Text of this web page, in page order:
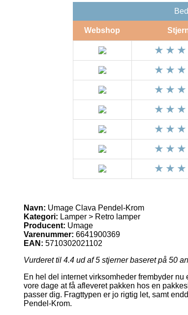
Webshop
Navn: Umage Clava Pendel-Krom
Kategori: Lamper > Retro lamper
Producent: Umage
Varenummer: 6641900369
EAN: 5710302021102
Vurderet til 4.4 ud af 5 stjerner baseret på 50
En hel del internet virksomheder frembyder
vore dage at få afleveret pakken hos en
passer dig. Fragttypen er jo rigtig let, samt
Pendel-Krom.